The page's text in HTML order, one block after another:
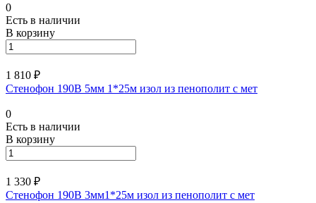
0
Есть в наличии
В корзину
1 810 ₽
Стенофон 190В 5мм 1*25м изол из пенополит с мет
0
Есть в наличии
В корзину
1 330 ₽
Стенофон 190В 3мм1*25м изол из пенополит с мет